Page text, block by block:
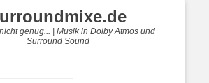
genug... | Musik in Dolby Atmos und
Surround Sound